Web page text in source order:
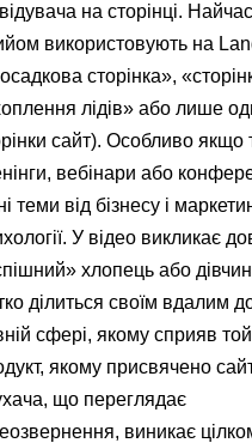
на сторінці.
використовують на
сторінка»,
лідів» або лише
сайт). Особливо якщо
вебінари або
теми від бізнесу і
У відео викликає
хлопець або
ділиться своїм вдалим
сфері, якому сприяв
якому присвячено
що переглядає
виникає